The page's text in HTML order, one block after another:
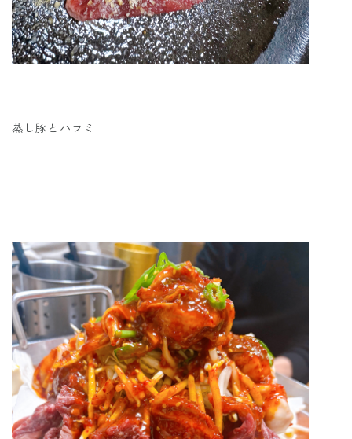
蒸し豚とハラミ